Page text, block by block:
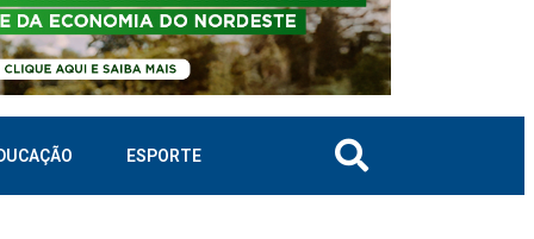
ESPORTE